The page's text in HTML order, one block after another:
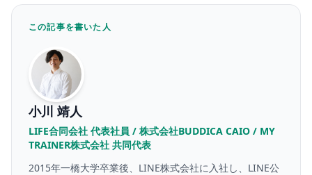
この記事を書いた人
小川 靖人
LIFE合同会社 代表社員 / 株式会社BUDDICA CAIO / MY
TRAINER株式会社 共同代表
2015年一橋大学卒業後、LINE株式会社に入社し、LINE公